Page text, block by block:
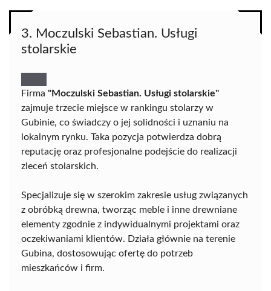
3. Moczulski Sebastian. Usługi
stolarskie
Firma "Moczulski Sebastian. Usługi stolarskie"
zajmuje trzecie miejsce w rankingu stolarzy w
Gubinie, co świadczy o jej solidności i uznaniu na
lokalnym rynku. Taka pozycja potwierdza dobrą
reputację oraz profesjonalne podejście do realizacji
zleceń stolarskich.
Specjalizuje się w szerokim zakresie usług związanych
z obróbką drewna, tworząc meble i inne drewniane
elementy zgodnie z indywidualnymi projektami oraz
oczekiwaniami klientów. Działa głównie na terenie
Gubina, dostosowując ofertę do potrzeb
mieszkańców i firm.